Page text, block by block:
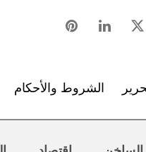
الشروط والأحكام